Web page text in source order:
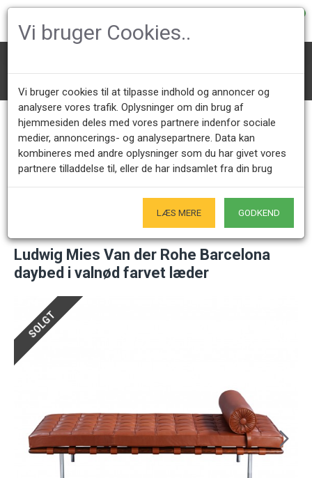
Kundeservice +45 28491875
Mandag - Fredag 9.00 - 17.00
Åbningstider showroom
Kun på forudgående aftale - Hverdage
Ludwig Mies Van der Rohe Barcelona
daybed i valnød farvet læder
SOLGT
Vi bruger Cookies..
Vi bruger cookies til at tilpasse indhold og annoncer og
analysere vores trafik. Oplysninger om din brug af
hjemmesiden deles med vores partnere indenfor sociale
medier, annoncerings- og analysepartnere. Data kan
kombineres med andre oplysninger som du har givet vores
partnere tilladdelse til, eller de har indsamlet fra din brug
LÆS MERE GODKEND